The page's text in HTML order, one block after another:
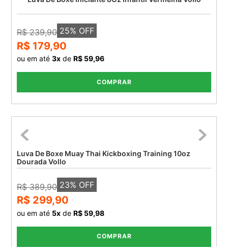
R$ 239,90 25% OFF
R$ 179,90
ou em até 3x de R$ 59,96
COMPRAR
Luva De Boxe Muay Thai Kickboxing Training 10oz
Dourada Vollo
R$ 389,90 23% OFF
R$ 299,90
ou em até 5x de R$ 59,98
COMPRAR